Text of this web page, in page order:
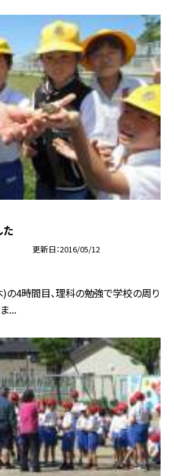
た
更新日 2016/05/12
4時間目、理科の勉強で学校の周り
...